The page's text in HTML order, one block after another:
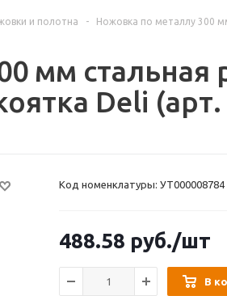
и полотна -
Ножовка по металлу 300
мм стальная
Deli (арт.
Код номенклатуры: УТ000008784
488.58 руб./шт
В